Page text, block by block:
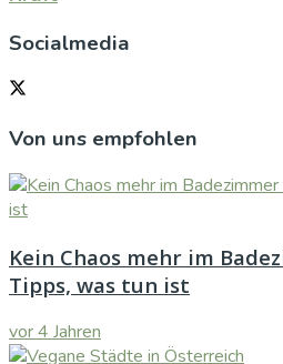
Socialmedia
Von uns empfohlen
Kein Chaos mehr im
Tipps, was tun ist
vor 4 Jahren